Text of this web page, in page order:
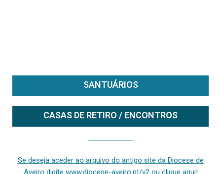
SANTUÁRIOS
CASAS DE RETIRO / ENCONTROS
Se deseja aceder ao arquivo do antigo site da Diocese de
Aveiro digite www.diocese-aveiro.pt/v2 ou clique aqui!